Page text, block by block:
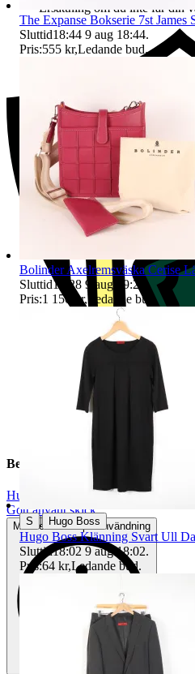
Ersättning om du inte får din
Beskrivning
Hugo Boss
Gott använt skick
Mindre tecken på användning
The Expanse Bokserie 7st
Sluttid18:44 9 aug 18:44.
Pris:555 kr,Ledande bud.
Bolinder Axelremsväska Cerise
Sluttid19:28 9 aug 19:28
.
Pris:1 150 kr,Ledande bud .
S | Hugo Boss
Hugo Boss Klänning Svart Ull
Sluttid18:02 9 aug 18:02.
Pris:64 kr,Ledande bud.